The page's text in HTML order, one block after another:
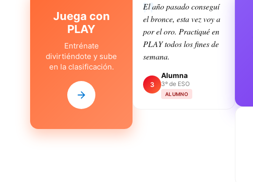
Juega con
PLAY
Entrénate
divirtiéndote y sube
en la clasificación.
El año pasado conseguí
el bronce, esta vez voy a
por el oro. Practiqué en
PLAY todos los fines de
semana.
3
Alumna
3º de ESO
ALUMNO